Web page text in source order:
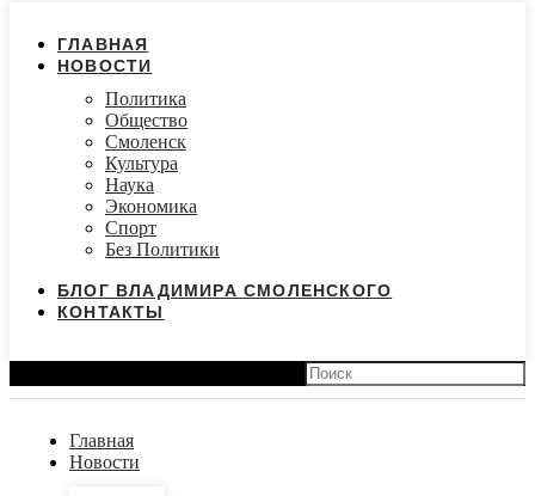
ГЛАВНАЯ
НОВОСТИ
Политика
Общество
Смоленск
Культура
Наука
Экономика
Спорт
Без Политики
БЛОГ ВЛАДИМИРА СМОЛЕНСКОГО
КОНТАКТЫ
Главная
Новости